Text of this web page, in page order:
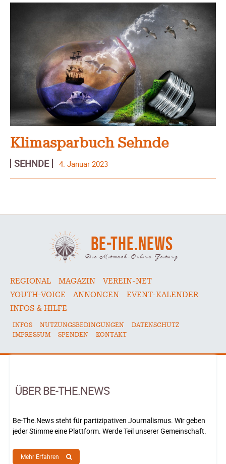
Klimasparbuch Sehnde
SEHNDE 4. Januar 2023
BE-THE.NEWS
Die Mitmach-Online-Zeitung
REGIONAL MAGAZIN
VEREIN-NET
YOUTH-VOICE
ANNONCEN
EVENT-KALENDER
INFOS & HILFE
INFOS NUTZUNGSBEDINGUNGEN
DATENSCHUTZ
IMPRESSUM
SPENDEN KONTAKT
ÜBER BE-THE.NEWS
Be-The.News steht für partizipativen Journalismus. Wir geben
jeder Stimme eine Plattform. Werde Teil unserer Gemeinschaft.
Mehr Erfahren